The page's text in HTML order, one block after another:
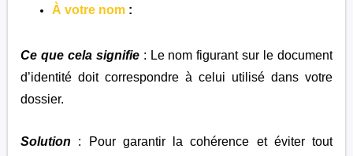
À votre nom :
Ce que cela signifie: Le nom figurant sur le document
d’identité doit correspondre à celui utilisé dans votre
dossier.
Solution : Pour garantir la cohérence et éviter tout